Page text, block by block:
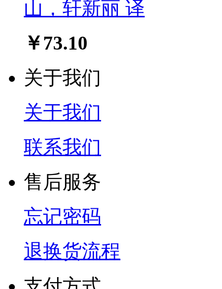
山，轩新丽 译
￥73.10
关于我们
关于我们
联系我们
售后服务
忘记密码
退换货流程